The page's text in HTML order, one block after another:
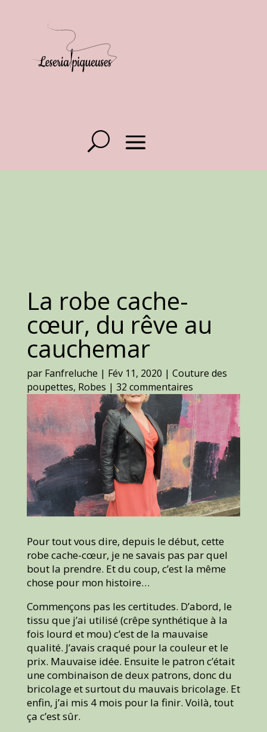
La robe cache-
cœur, du rêve au
cauchemar
par Fanfreluche | Fév 11, 2020 | Couture des
poupettes, Robes | 32 commentaires
Pour tout vous dire, depuis le début, cette
robe cache-cœur, je ne savais pas par quel
bout la prendre. Et du coup, c’est la même
chose pour mon histoire…
Commençons pas les certitudes. D’abord, le
tissu que j’ai utilisé (crêpe synthétique à la
fois lourd et mou) c’est de la mauvaise
qualité. J’avais craqué pour la couleur et le
prix. Mauvaise idée. Ensuite le patron c’était
une combinaison de deux patrons, donc du
bricolage et surtout du mauvais bricolage. Et
enfin, j’ai mis 4 mois pour la finir. Voilà, tout
ça c’est sûr.